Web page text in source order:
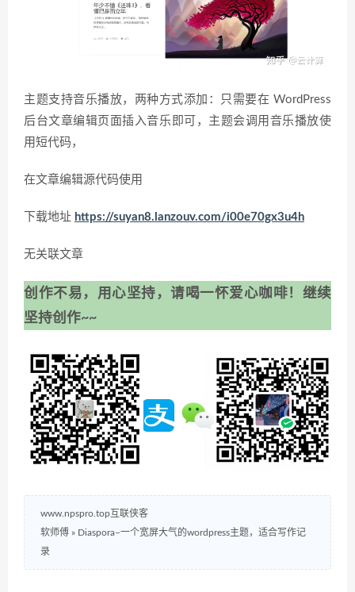
主题支持音乐播放，两种方式添加：只需要在 WordPress
后台文章编辑页面插入音乐即可，主题会调用音乐播放使
用短代码，
在文章编辑源代码使用
下载地址 https://suyan8.lanzouv.com/i00e70gx3u4h
无关联文章
创作不易，用心坚持，请喝一怀爱心咖啡！继续
坚持创作~~
www.npspro.top互联侠客
软师傅 » Diaspora–一个宽屏大气的wordpress主题，适合写作记
录